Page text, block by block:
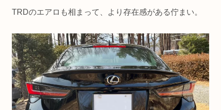
TRDのエアロも相まって、より存在感がある佇まい。